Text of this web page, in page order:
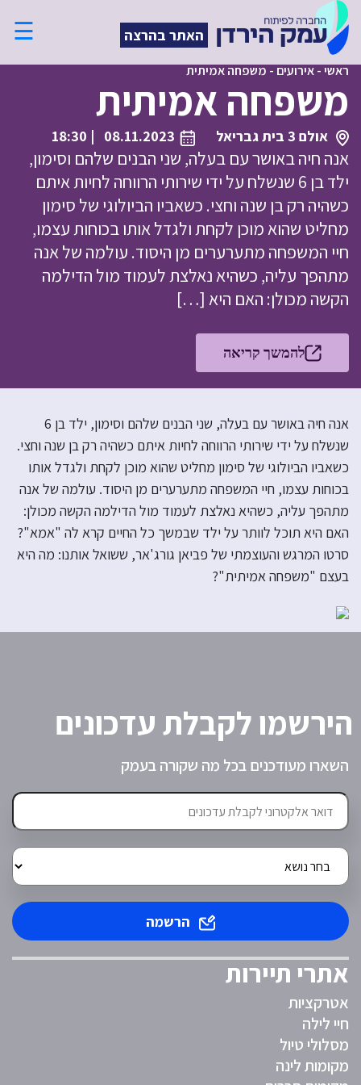
האתר בהרצה ☰
ראשי-אירועים - משפחה אמיתית
משפחה אמיתית
אולם 3 בית גבריאל 08.11.2023
| 18:30
אנה חיה באושר עם בעלה, שני הבנים שלהם וסימון,
ילד בן 6 שנשלח על ידי שירותי הרווחה לחיות איתם
כשהיה רק בן שנה וחצי. כשאביו הביולוגי של סימון
מחליט שהוא מוכן לקחת ולגדל אותו בכוחות עצמו,
חיי המשפחה מתערערים מן היסוד. עולמה של אנה
מתהפך עליה, כשהיא נאלצת לעמוד מול הדילמה
הקשה מכולן: האם היא […]
להמשך קריאה
אנה חיה באושר עם בעלה, שני הבנים שלהם וסימון, ילד בן 6
שנשלח על ידי שירותי הרווחה לחיות איתם כשהיה רק בן שנה וחצי.
כשאביו הביולוגי של סימון מחליט שהוא מוכן לקחת ולגדל אותו
בכוחות עצמו, חיי המשפחה מתערערים מן היסוד. עולמה של אנה
מתהפך עליה, כשהיא נאלצת לעמוד מול הדילמה הקשה מכולן:
האם היא תוכל לוותר על ילד שבמשך כל החיים קרא לה "אמא"?
סרטו המרגש והעוצמתי של פביאן גורג'אר, ששואל אותנו: מה היא
בעצם "משפחה אמיתית"?
הירשמו לקבלת עדכונים
השארו מעודכנים בכל מה שקורה בעמק
הרשמה
אתרי תיירות
אטרקציות
חיי לילה
מסלולי טיול
מקומות לינה